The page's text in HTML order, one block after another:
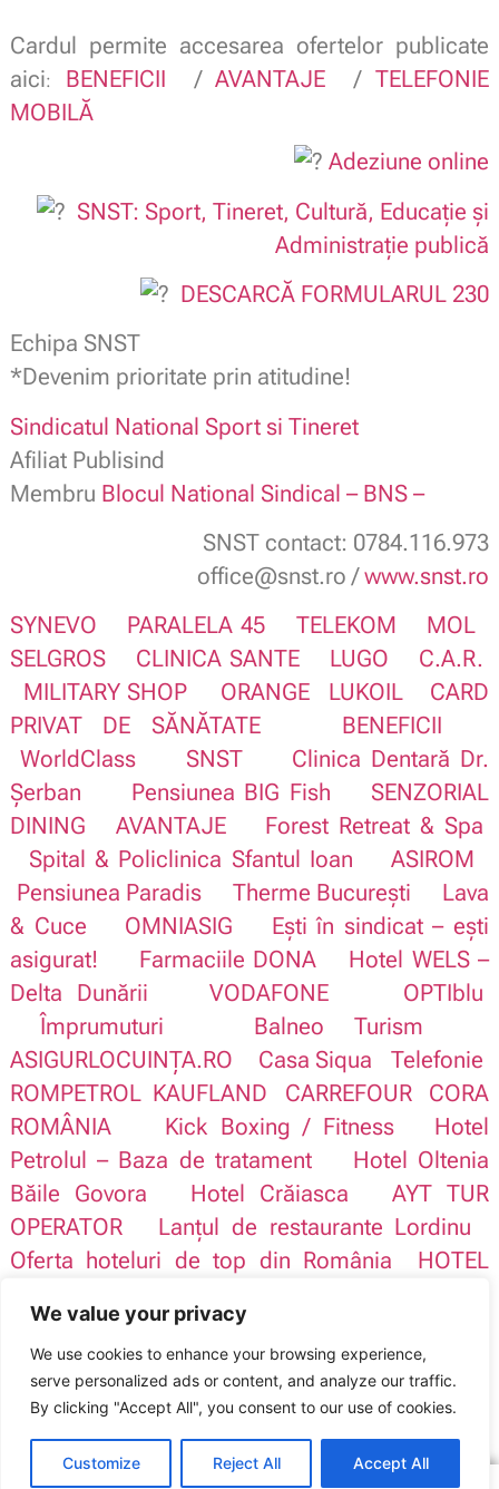
We value your privacy
We use cookies to enhance your browsing experience,
serve personalized ads or content, and analyze our traffic.
By clicking "Accept All", you consent to our use of cookies.
Customize Reject All Accept All
Cardul permite accesarea ofertelor publicate
aici: BENEFICII /AVANTAJE /TELEFONIE
MOBILĂ
Adeziune online
SNST: Sport, Tineret, Cultură, Educație și
Administrație publică
DESCARCĂ FORMULARUL 230
Echipa SNST
*Devenim prioritate prin atitudine!
Sindicatul National Sport si Tineret
Afiliat Publisind
Membru Blocul National Sindical – BNS –
SNST contact: 0784.116.973
office@snst.ro /www.snst.ro
SYNEVO
PARALELA 45 TELEKOM
MOL
SELGROS
CLINICA SANTE LUGO
C.A.R.
MILITARY SHOP
ORANGE LUKOIL
CARD
PRIVAT DE SĂNĂTATE
BENEFICII
WorldClass
SNST
Clinica Dentară Dr.
Șerban
Pensiunea BIG Fish
SENZORIAL
DINING
AVANTAJE
Forest Retreat & Spa
Spital & Policlinica Sfantul Ioan
ASIROM
Pensiunea Paradis
Therme București
Lava
& Cuce
OMNIASIG
Ești în sindicat – ești
asigurat!
Farmaciile DONA
Hotel WELS –
Delta Dunării
VODAFONE
OPTIblu
Împrumuturi
Balneo Turism
ASIGURLOCUINȚA.RO
Casa Siqua
Telefonie
ROMPETROL KAUFLAND CARREFOUR
CORA
ROMÂNIA
Kick Boxing / Fitness
Hotel
Petrolul – Baza de tratament
Hotel Oltenia
Băile Govora
Hotel Crăiasca
AYT TUR
OPERATOR
Lanțul de restaurante Lordinu
Oferta hoteluri de top din România
HOTEL
Avenue Hotels
Avenue Parliament
Andrei Capră
Sindicatul Național Sport și Tineret: Circuit Antalya – Cappadocia
ARTICOLUL ANTERIOR
Au protestat și au câștigat!
Copyright © 2016 – 2026 SNST